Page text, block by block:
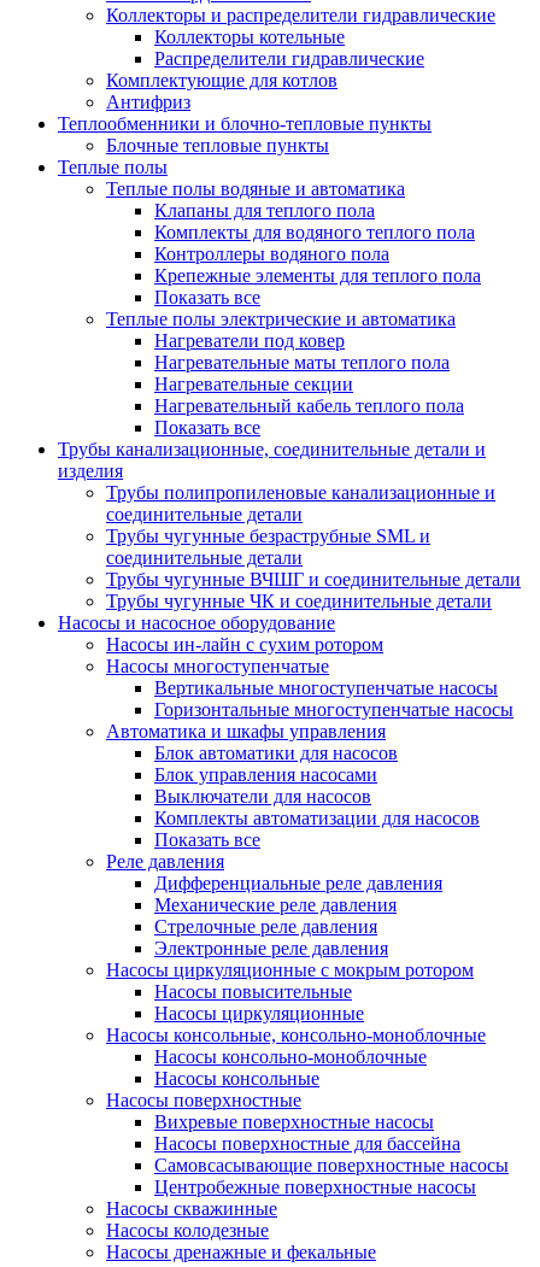
Коллекторы и распределители гидравлические
Коллекторы котельные
Распределители гидравлические
Комплектующие для котлов
Антифриз
Теплообменники и блочно-тепловые пункты
Блочные тепловые пункты
Теплые полы
Теплые полы водяные и автоматика
Клапаны для теплого пола
Комплекты для водяного теплого пола
Контроллеры водяного пола
Крепежные элементы для теплого пола
Показать все
Теплые полы электрические и автоматика
Нагреватели под ковер
Нагревательные маты теплого пола
Нагревательные секции
Нагревательный кабель теплого пола
Показать все
Трубы канализационные, соединительные детали и
изделия
Трубы полипропиленовые канализационные и
соединительные детали
Трубы чугунные безраструбные SML и
соединительные детали
Трубы чугунные ВЧШГ и соединительные детали
Трубы чугунные ЧК и соединительные детали
Насосы и насосное оборудование
Насосы ин-лайн с сухим ротором
Насосы многоступенчатые
Вертикальные многоступенчатые насосы
Горизонтальные многоступенчатые насосы
Автоматика и шкафы управления
Блок автоматики для насосов
Блок управления насосами
Выключатели для насосов
Комплекты автоматизации для насосов
Показать все
Реле давления
Дифференциальные реле давления
Механические реле давления
Стрелочные реле давления
Электронные реле давления
Насосы циркуляционные с мокрым ротором
Насосы повысительные
Насосы циркуляционные
Насосы консольные, консольно-моноблочные
Насосы консольно-моноблочные
Насосы консольные
Насосы поверхностные
Вихревые поверхностные насосы
Насосы поверхностные для бассейна
Самовсасывающие поверхностные насосы
Центробежные поверхностные насосы
Насосы скважинные
Насосы колодезные
Насосы дренажные и фекальные